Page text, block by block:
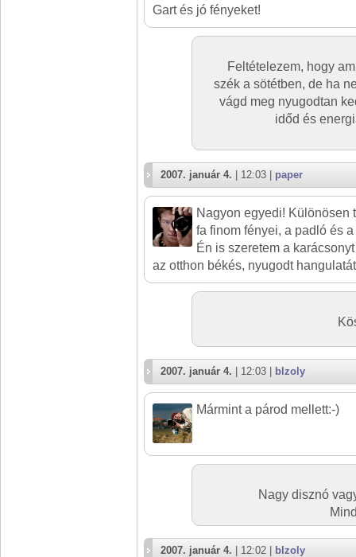
Gart és jó fényeket!
Feltételezem, hogy
szék a sötétben, de ha
vágd meg nyugodtan
időd és
2007. január 4. | 12:03 | paper
Nagyon egyedi! Különösen
fa finom fényei, a padló és
Én is szeretem a
az otthon békés, nyugodt
2007. január 4. | 12:03 | blzoly
Mármint a párod mellett:-)
Nagy disznó
2007. január 4. | 12:02 | blzoly